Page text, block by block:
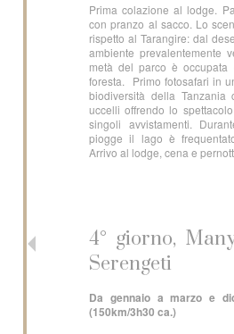
Prima colazione al lodge.
con pranzo al sacco. Lo
rispetto al Tarangire: dal
ambiente prevalentemente
metà del parco è
foresta. Primo fotosafari in
biodiversità della
uccelli offrendo lo
singoli avvistamenti.
piogge il lago è
Arrivo al lodge, cena e
4° giorno,
Serengeti
Da gennaio a marzo e
(150km/3h30 ca.)